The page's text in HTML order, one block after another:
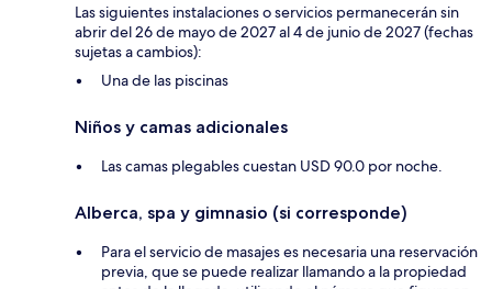
Las siguientes instalaciones o servicios permanecerán sin
abrir del 26 de mayo de 2027 al 4 de junio de 2027 (fechas
sujetas a cambios):
Una de las piscinas
Niños y camas adicionales
Las camas plegables cuestan USD 90.0 por noche.
Alberca, spa y gimnasio (si corresponde)
Para el servicio de masajes es necesaria una reservación
previa, que se puede realizar llamando a la propiedad